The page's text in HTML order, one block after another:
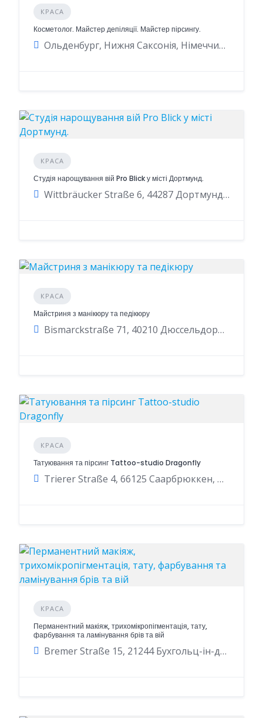
КРАСА
Косметолог. Майстер депіляції. Майстер пірсингу.
Ольденбург, Нижня Саксонія, Німеччина
КРАСА
Студія нарощування вій Pro Blick у місті Дортмунд.
Wittbräucker Straße 6, 44287 Дортмунд, Німеччина
КРАСА
Майстриня з манікюру та педікюру
Bismarckstraße 71, 40210 Дюссельдорф, Німеччина
КРАСА
Татуювання та пірсинг Tattoo-studio Dragonfly
Trierer Straße 4, 66125 Саарбрюккен, Німеччина
КРАСА
Перманентний макіяж, трихомікропігментація, тату,
фарбування та ламінування брів та вій
Bremer Straße 15, 21244 Бухгольц-ін-дер-Нордгайде, Німеччина